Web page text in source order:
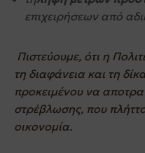
επιχειρήσεων από
Πιστεύουμε, ότι η
τη διαφάνεια και τη
προκειμένου να
στρέβλωσης, που
οικονομία.